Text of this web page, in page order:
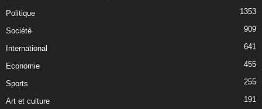
Politique 1353
Société 909
International 641
Economie 455
Sports 255
Art et culture 191